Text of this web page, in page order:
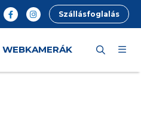
Szállásfoglalás
WEBKAMERÁK